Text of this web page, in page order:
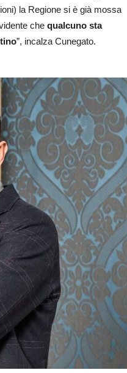
la Regione si è già mossa
che qualcuno sta
”, incalza Cunegato.